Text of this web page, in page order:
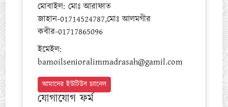
মোবাইল: মোঃ আরাফাত
জাহান-01714524787,মোঃ আলমগীর
কবীর-01717865096
ইমেইল:
bamoilsenioralimmadrasah@gamil.com
আমাদের ইউটিউব চ্যানেল
যোগাযোগ ফর্ম